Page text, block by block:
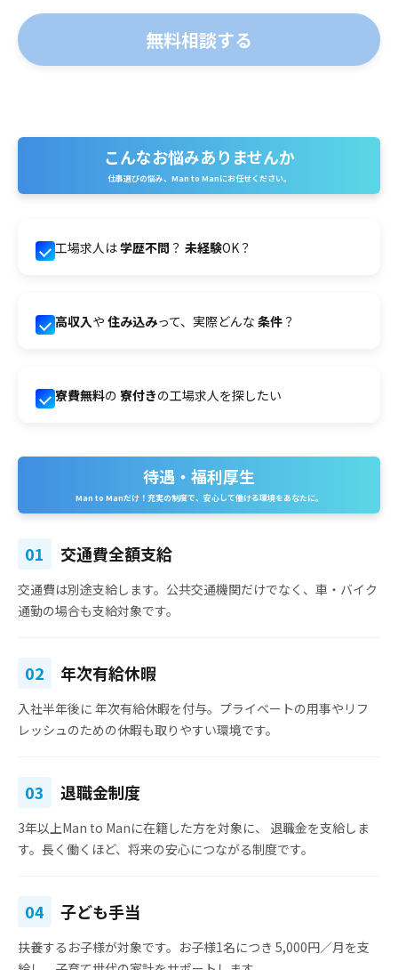
こんなお悩みありませんか
仕事選びの悩み、Man to Manにお任せください。
工場求人は学歴不問 ？ 未経験OK？
高収入や 住み込みって、実際どんな 条件？
寮費無料の 寮付きの工場求人を探したい
待遇・福利厚生
Man to Manだけ！充実の制度で、安心して働ける環境をあなたに。
01 交通費全額支給
交通費は別途支給します。公共交通機関だけでなく、車・バイク
通勤の場合も支給対象です。
02 年次有給休暇
入社半年後に 年次有給休暇を付与。プライベートの用事やリフ
レッシュのための休暇も取りやすい環境です。
03 退職金制度
3年以上Man to Manに在籍した方を対象に、 退職金を支給しま
す。長く働くほど、将来の安心につながる制度です。
04 子ども手当
扶養するお子様が対象です。お子様1名につき 5,000円／月を支